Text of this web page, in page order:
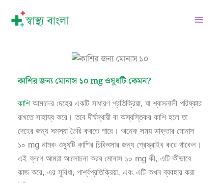
কাশির জন্য মোনাস ১০ mg ওষুধটি কেমন?
কাশি আমাদের দেহের একটি সাধারণ প্রতিক্রিয়া, যা শ্বাসনালী পরিষ্কার
রাখতে সাহায্য করে। তবে দীর্ঘস্থায়ী বা অস্বস্তিকর কাশি হলে তা
দেহের জন্য সমস্যা তৈরি করতে পারে। অনেক সময় ডাক্তার মোনাস
১০ mg নামক ওষুধটি কাশির চিকিৎসার জন্য প্রেস্ক্রাইব করে থাকেন।
এই ব্লগে আমরা আলোচনা করব মোনাস ১০ mg কী, এটি কীভাবে
কাজ করে, এর সুবিধা, পার্শ্বপ্রতিক্রিয়া, এবং এটি কখন ব্যবহার করা